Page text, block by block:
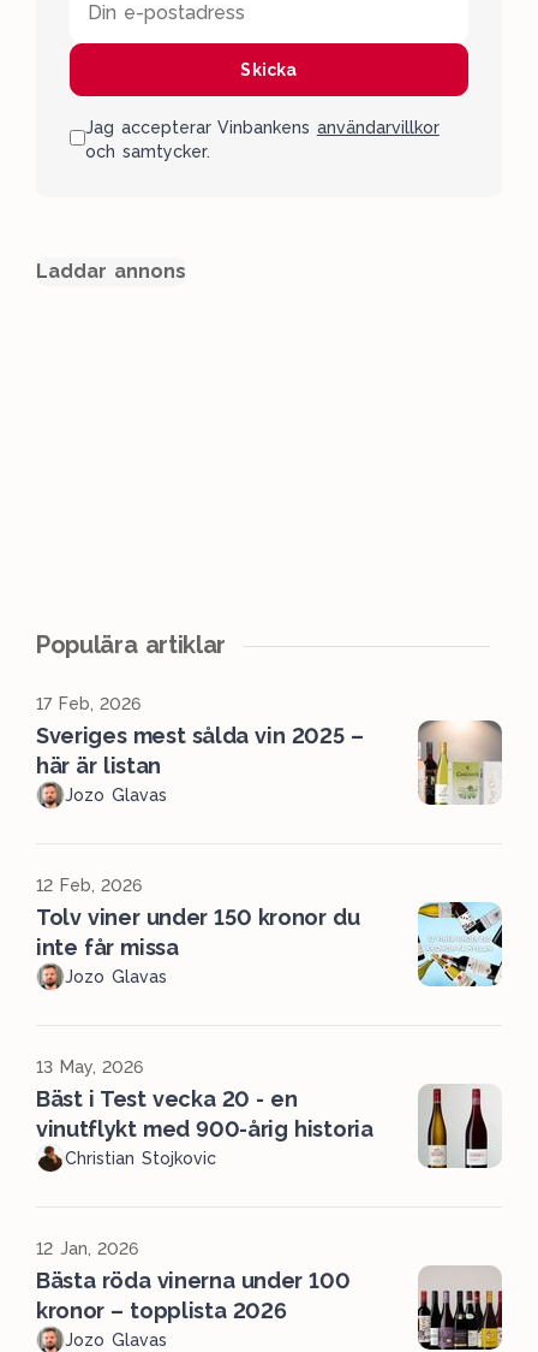
Din e-postadress
Skicka
Jag accepterar Vinbankens användarvillkor
och samtycker.
Laddar annons
Populära artiklar
17 Feb, 2026
Sveriges mest sålda vin 2025 –
här är listan
Jozo Glavas
12 Feb, 2026
Tolv viner under 150 kronor du
inte får missa
Jozo Glavas
13 May, 2026
Bäst i Test vecka 20 - en
vinutflykt med 900-årig historia
Christian Stojkovic
12 Jan, 2026
Bästa röda vinerna under 100
kronor – topplista 2026
Jozo Glavas